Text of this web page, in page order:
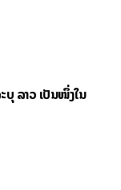
ບຸ ລາວ ເປັນໜຶ່ງໃນ